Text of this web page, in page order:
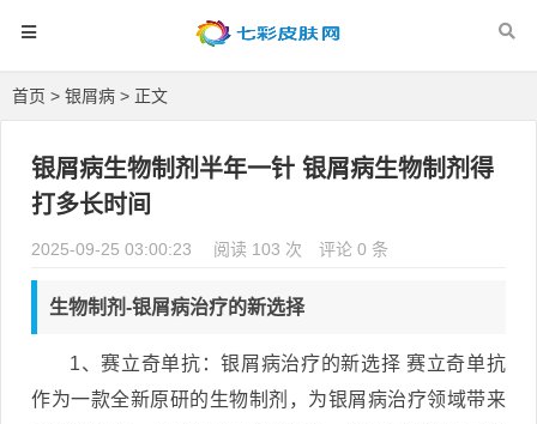
首页 > 银屑病 > 正文
银屑病生物制剂半年一针 银屑病生物制剂得
打多长时间
2025-09-25 03:00:23 阅读 103 次 评论 0 条
生物制剂-银屑病治疗的新选择
1、赛立奇单抗：银屑病治疗的新选择 赛立奇单抗
作为一款全新原研的生物制剂，为银屑病治疗领域带来